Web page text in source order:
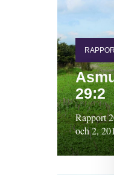
29:2
Rapport
och 2,